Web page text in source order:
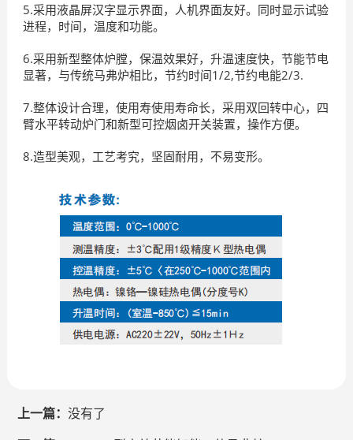
5.采用液晶屏汉字显示界面，人机界面友好。同时显示试验
进程，时间，温度和功能。
6.采用新型整体炉膛，保温效果好，升温速度快，节能节电
显著，与传统马弗炉相比，节约时间1/2,节约电能2/3.
7.整体设计合理，使用寿使用寿命长，采用双回转中心，四
臂水平转动炉门和新型可控烟卤开关装置，操作方便。
8.造型美观，工艺考究，坚固耐用，不易变形。
上一篇：没有了